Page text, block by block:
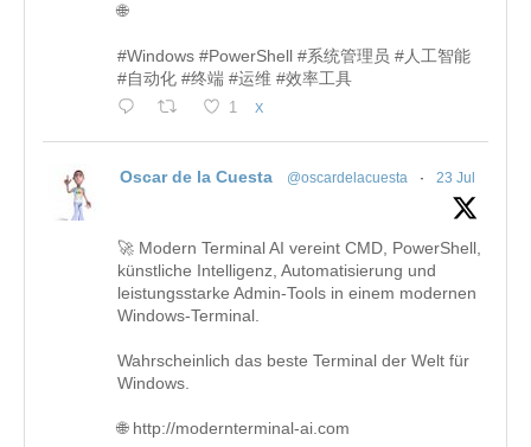
🌐
#Windows #PowerShell #系统管理员 #人工智能
#自动化 #终端 #运维 #效率工具
1 X
Oscar de la Cuesta @oscardelacuesta · 23 Jul
🚀 Modern Terminal AI vereint CMD, PowerShell,
künstliche Intelligenz, Automatisierung und
leistungsstarke Admin-Tools in einem modernen
Windows-Terminal.
Wahrscheinlich das beste Terminal der Welt für
Windows.
🌐 http://modernterminal-ai.com